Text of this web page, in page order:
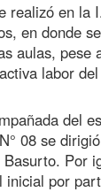
realizó en la
en donde
aulas,
labor
del
08 se
Por
inicial por